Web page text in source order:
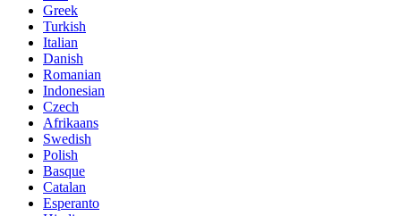
Greek
Turkish
Italian
Danish
Romanian
Indonesian
Czech
Afrikaans
Swedish
Polish
Basque
Catalan
Esperanto